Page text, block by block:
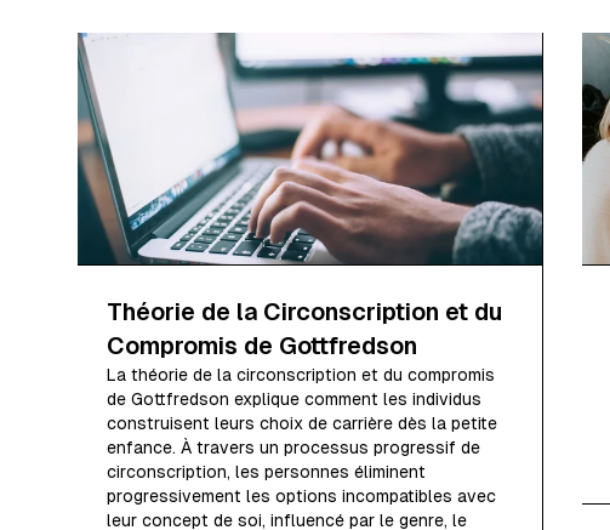
Théorie de la Circonscription et du
Compromis de Gottfredson
La théorie de la circonscription et du compromis
de Gottfredson explique comment les individus
construisent leurs choix de carrière dès la petite
enfance. À travers un processus progressif de
circonscription, les personnes éliminent
progressivement les options incompatibles avec
leur concept de soi, influencé par le genre, le